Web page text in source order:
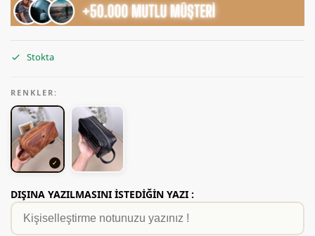
Stokta
RENKLER:
DIŞINA YAZILMASINI İSTEDİĞİN YAZI :